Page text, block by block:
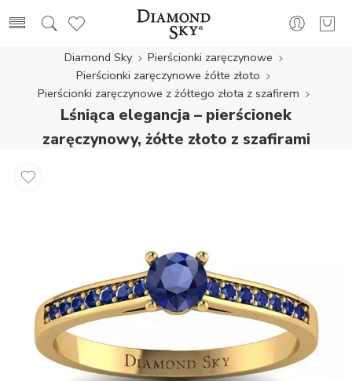
Diamond Sky
Pierścionki zaręczynowe
Pierścionki zaręczynowe żółte złoto
Pierścionki zaręczynowe z żółtego złota z szafirem
Lśniąca elegancja – pierścionek
zaręczynowy, żółte złoto z szafirami